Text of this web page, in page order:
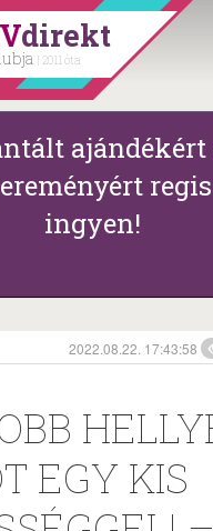
direkt
| 2011 óta
ajándékért
ingyen!
2022.08.22. 17:43:58
EGY KIS